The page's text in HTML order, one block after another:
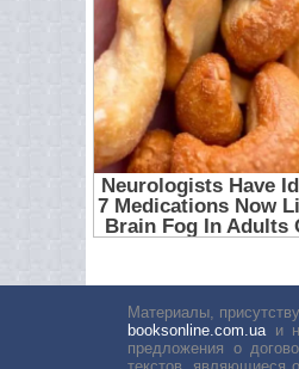
Материалы,
booksonline.com.ua и
предложения о